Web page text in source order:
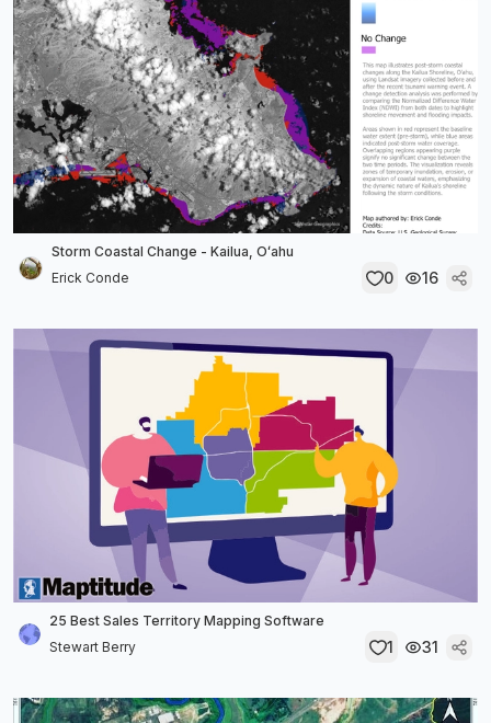
Storm Coastal Change - Kailua, Oʻahu
Erick Conde
0 16
25 Best Sales Territory Mapping Software
Stewart Berry
1 31